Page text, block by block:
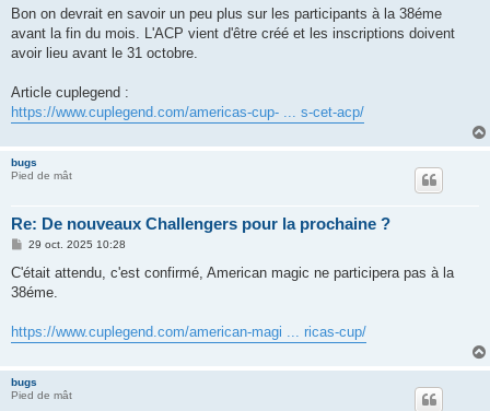
s
a
g
Bon on devrait en savoir un peu plus sur les participants à la 38éme
avant la fin du mois. L'ACP vient d'être créé et les inscriptions doivent
avoir lieu avant le 31 octobre.
Article cuplegend :
https://www.cuplegend.com/americas-cup- ... s-cet-acp/
bugs
Pied de mât
Re: De nouveaux Challengers pour la prochaine ?
M
s
a
29 oct. 2025 10:28
C'était attendu, c'est confirmé, American magic ne participera pas à la
38éme.
https://www.cuplegend.com/american-magi ... ricas-cup/
bugs
Pied de mât